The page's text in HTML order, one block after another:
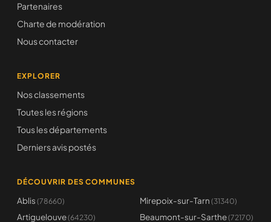
Partenaires
Charte de modération
Nous contacter
EXPLORER
Nos classements
Toutes les régions
Tous les départements
Derniers avis postés
DÉCOUVRIR DES COMMUNES
Ablis (78660) Mirepoix-sur-Tarn (31340)
Artiguelouve(64230) Beaumont-sur-Sarthe(72170)